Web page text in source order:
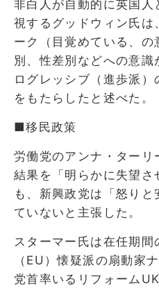
非白人が自動的に英国人
視するグッドウィン氏は
ーク（目覚めている、
別、性差別などへの意
ログレッシブ（進歩派
をもたらしたと述べた。
■移民政策
労働党のアンナ・ター
結果を「明らかに失望さ
も、新興政党は「怒り
ていないと主張した。
スターマー氏は在任期
（EU）懐疑派の扇動家
党首率いるリフォーム